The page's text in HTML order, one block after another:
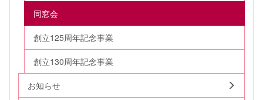
同窓会
創立125周年記念事業
創立130周年記念事業
お知らせ